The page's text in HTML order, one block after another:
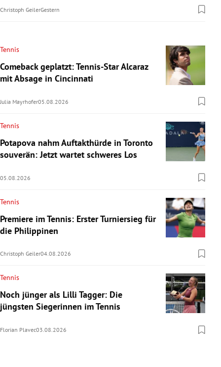
Christoph GeilerGestern
Tennis
Comeback geplatzt: Tennis-Star Alcaraz
mit Absage in Cincinnati
Julia Mayrhofer05.08.2026
Tennis
Potapova nahm Auftakthürde in Toronto
souverän: Jetzt wartet schweres Los
05.08.2026
Tennis
Premiere im Tennis: Erster Turniersieg für
die Philippinen
Christoph Geiler04.08.2026
Tennis
Noch jünger als Lilli Tagger: Die
jüngsten Siegerinnen im Tennis
Florian Plavec03.08.2026